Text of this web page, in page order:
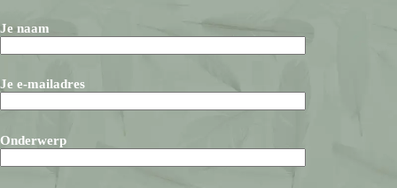
Je naam
Je e-mailadres
Onderwerp